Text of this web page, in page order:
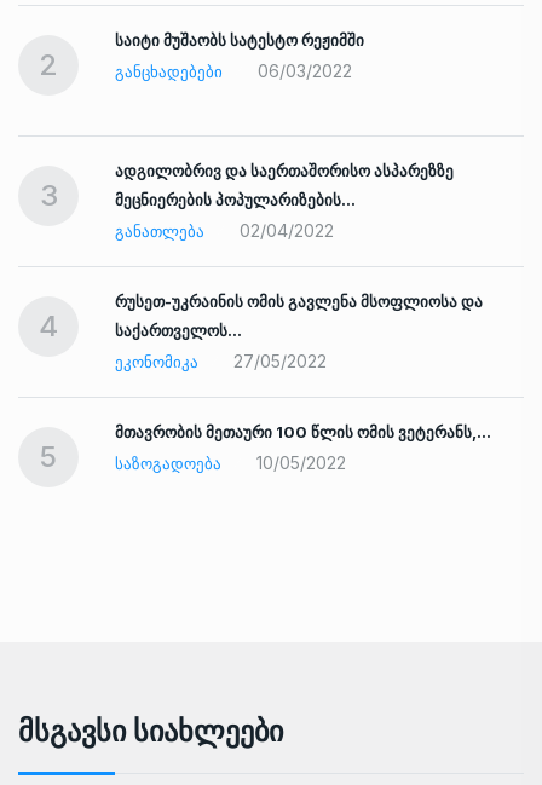
2
საიტი მუშაობს სატესტო რეჟიმში
ᲒᲐᲜᲪᲮᲐᲓᲔᲑᲔᲑᲘ
06/03/2022
3
ადგილობრივ და საერთაშორისო ასპარეზზე
მეცნიერების პოპულარიზების…
ᲒᲐᲜᲐᲗᲚᲔᲑᲐ
02/04/2022
4
რუსეთ-უკრაინის ომის გავლენა მსოფლიოსა და
საქართველოს…
ᲔᲙᲝᲜᲝᲛᲘᲙᲐ
27/05/2022
5
მთავრობის მეთაური 100 წლის ომის ვეტერანს,…
ᲡᲐᲖᲝᲒᲐᲓᲝᲔᲑᲐ
10/05/2022
Მსგავსი Სიახლეები